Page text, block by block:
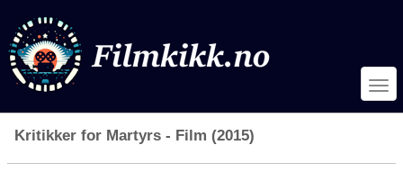
Kritikker for Martyrs - Film (2015)